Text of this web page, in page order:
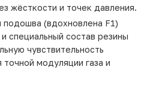
жёсткости и точек давления.
подошва (вдохновлена F1)
специальный состав резины
чувствительность
модуляции газа и